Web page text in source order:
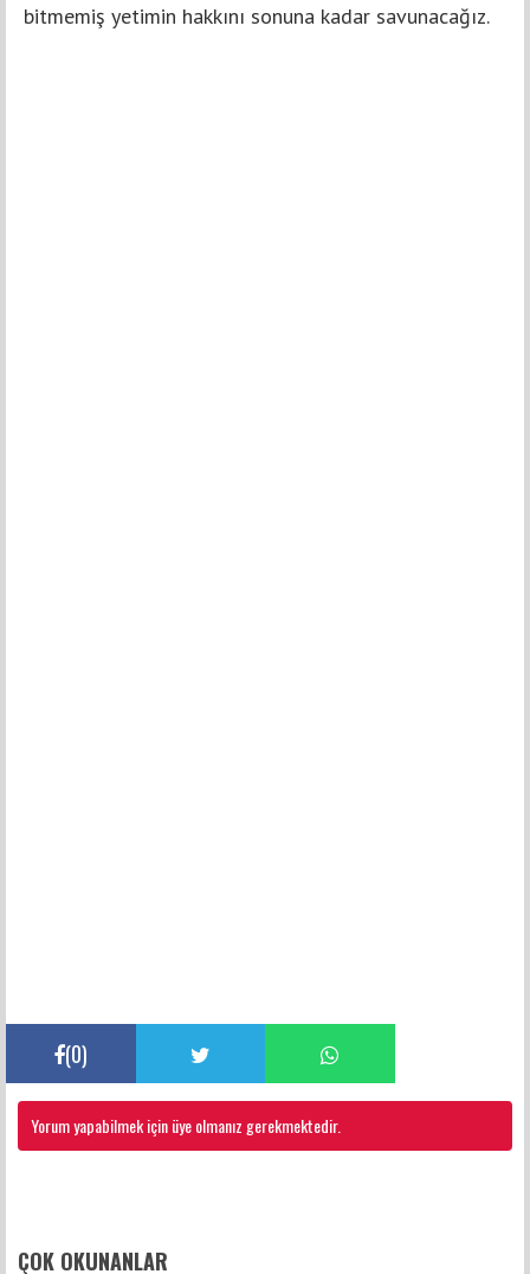
bitmemiş yetimin hakkını sonuna kadar savunacağız.
(0)
Yorum yapabilmek için üye olmanız gerekmektedir.
ÇOK OKUNANLAR